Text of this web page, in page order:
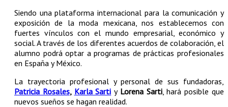
Siendo una plataforma internacional para la comunicación y
exposición de la moda mexicana, nos establecemos con
fuertes vínculos con el mundo empresarial, económico y
social. A través de los diferentes acuerdos de colaboración, el
alumno podrá optar a programas de prácticas profesionales
en España y México.
La trayectoria profesional y personal de sus fundadoras,
Patricia Rosales, Karla Sarti y Lorena Sarti, hará posible que
nuevos sueños se hagan realidad.